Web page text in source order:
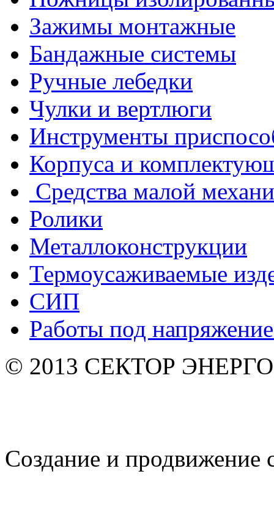
Зажимы монтажные
Бандажные системы
Ручные лебедки
Чулки и вертлюги
Инструменты
Корпуса и
Средства малой
Ролики
Металлоконструкции
Термоусаживаемые
СИП
Работы под
© 2013 СЕКТОР ЭНЕРГО.
Создание и продвижение